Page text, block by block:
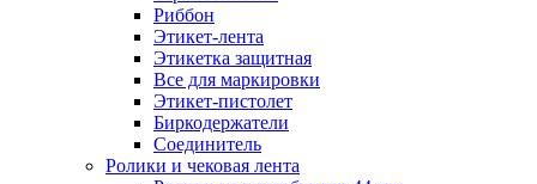
Риббон
Этикет-лента
Этикетка защитная
Все для маркировки
Этикет-пистолет
Биркодержатели
Соединитель
Ролики и чековая лента